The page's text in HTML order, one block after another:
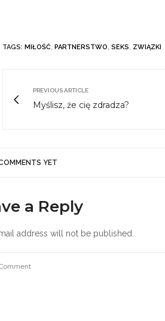
TAGS: MIŁOŚĆ, PARTNERSTWO, SEKS, ZWIĄZKI
PREVIOUS ARTICLE
Myślisz, że cię zdradza?
YET
a Reply
address will not be published.